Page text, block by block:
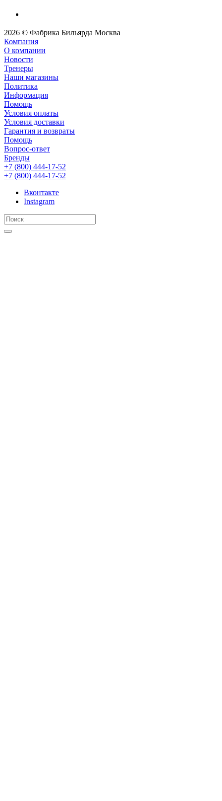
2026 © Фабрика Бильярда Москва
Компания
О компании
Новости
Тренеры
Наши магазины
Политика
Информация
Помощь
Условия оплаты
Условия доставки
Гарантия и возвраты
Помощь
Вопрос-ответ
Бренды
+7 (800) 444-17-52
+7 (800) 444-17-52
Вконтакте
Instagram